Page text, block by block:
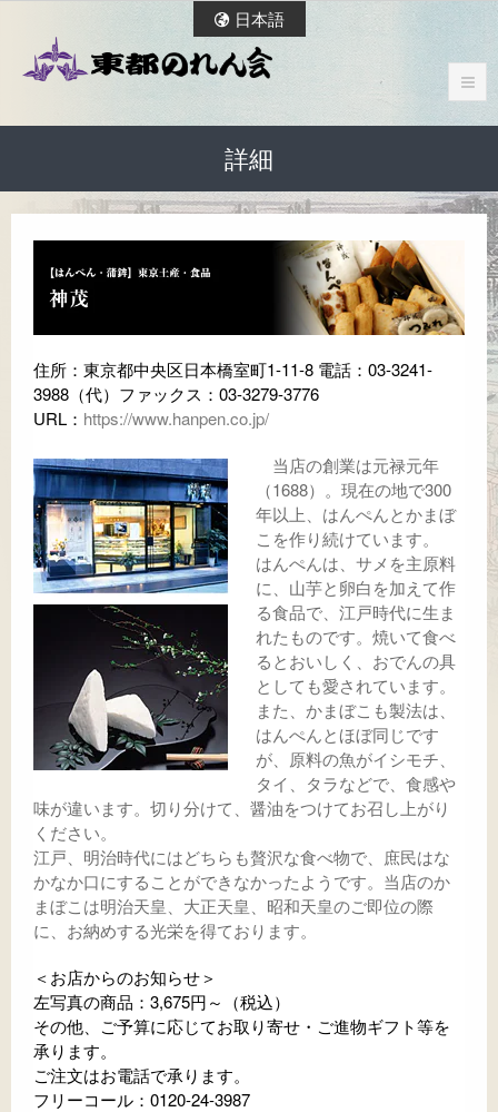
日本語
詳細
住所：東京都中央区日本橋室町1-11-8 電話：03-3241-
3988（代）ファックス：03-3279-3776
URL： https://www.hanpen.co.jp/
当店の創業は元禄元年
（1688）。現在の地で300
年以上、はんぺんとかまぼ
こを作り続けています。
はんぺんは、サメを主原料
に、山芋と卵白を加えて作
る食品で、江戸時代に生ま
れたものです。焼いて食べ
るとおいしく、おでんの具
としても愛されています。
また、かまぼこも製法は、
はんぺんとほぼ同じです
が、原料の魚がイシモチ、
タイ、タラなどで、食感や
味が違います。切り分けて、醤油をつけてお召し上がり
ください。
江戸、明治時代にはどちらも贅沢な食べ物で、庶民はな
かなか口にすることができなかったようです。当店のか
まぼこは明治天皇、大正天皇、昭和天皇のご即位の際
に、お納めする光栄を得ております。
＜お店からのお知らせ＞
左写真の商品：3,675円～（税込）
その他、ご予算に応じてお取り寄せ・ご進物ギフト等を
承ります。
ご注文はお電話で承ります。
フリーコール：0120-24-3987